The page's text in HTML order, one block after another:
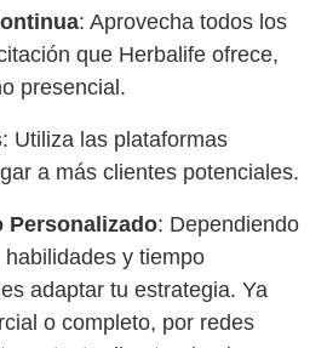
: Aprovecha todos los
que Herbalife ofrece,
presencial.
: Utiliza las plataformas
a más clientes potenciales.
Personalizado: Dependiendo
y tiempo
adaptar tu estrategia. Ya
o completo, por redes